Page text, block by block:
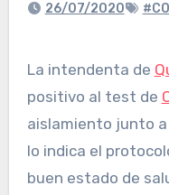
26/07/2020
La intendenta de
positivo al test de
aislamiento junto
lo indica el
buen estado de